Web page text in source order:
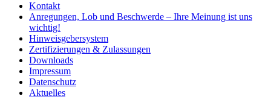
Kontakt
Anregungen, Lob und Beschwerde – Ihre Meinung ist uns
wichtig!
Hinweisgebersystem
Zertifizierungen & Zulassungen
Downloads
Impressum
Datenschutz
Aktuelles